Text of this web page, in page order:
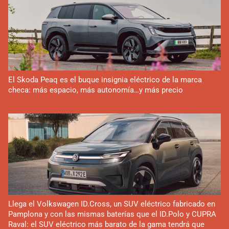
El Skoda Peaq es el buque insignia eléctrico de la marca
checa: más espacio, más autonomía…y más precio
Llega el Volkswagen ID.Cross, un SUV eléctrico fabricado en
Pamplona y con las mismas baterías que el ID.Polo y CUPRA
Raval: el SUV eléctrico más barato de la gama tendrá que